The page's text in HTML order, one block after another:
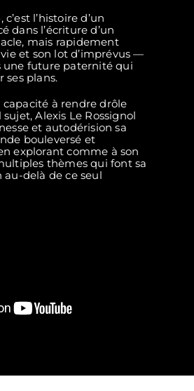
l’histoire d’un
dans l’écriture d’un
mais rapidement
et son lot d’imprévus —
une future paternité qui
ses plans.
capacité à rendre drôle
Alexis Le Rossignol
et autodérision sa
bouleversé et
explorant comme à son
thèmes qui font sa
delà de ce seul